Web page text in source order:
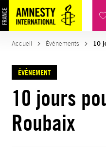
Accueil Évènements 10
ÉVÈNEMENT
10 jours
Roubaix